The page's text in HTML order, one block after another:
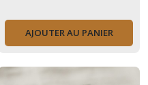
AJOUTER AU PANIER